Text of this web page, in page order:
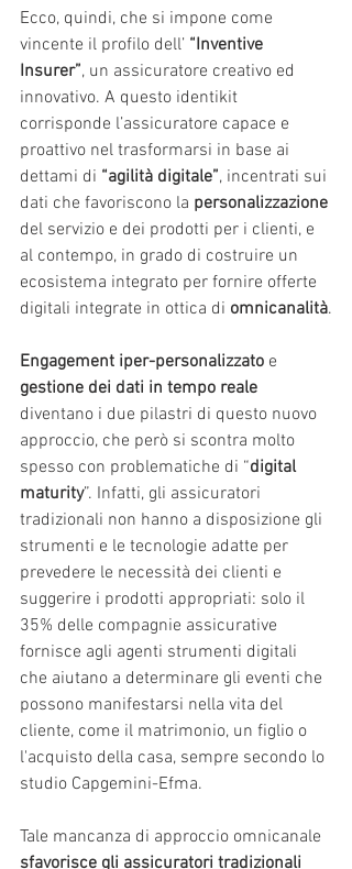
Ecco, quindi, che si impone come
vincente il profilo dell’ “Inventive
Insurer”, un assicuratore creativo ed
innovativo. A questo identikit
corrisponde l’assicuratore capace e
proattivo nel trasformarsi in base ai
dettami di “agilità digitale”, incentrati sui
dati che favoriscono la personalizzazione
del servizio e dei prodotti per i clienti, e
al contempo, in grado di costruire un
ecosistema integrato per fornire offerte
digitali integrate in ottica di omnicanalità.
Engagement iper-personalizzato e
gestione dei dati in tempo reale
diventano i due pilastri di questo nuovo
approccio, che però si scontra molto
spesso con problematiche di “digital
maturity”. Infatti, gli assicuratori
tradizionali non hanno a disposizione gli
strumenti e le tecnologie adatte per
prevedere le necessità dei clienti e
suggerire i prodotti appropriati: solo il
35% delle compagnie assicurative
fornisce agli agenti strumenti digitali
che aiutano a determinare gli eventi che
possono manifestarsi nella vita del
cliente, come il matrimonio, un figlio o
l'acquisto della casa, sempre secondo lo
studio Capgemini-Efma.
Tale mancanza di approccio omnicanale
sfavorisce gli assicuratori tradizionali